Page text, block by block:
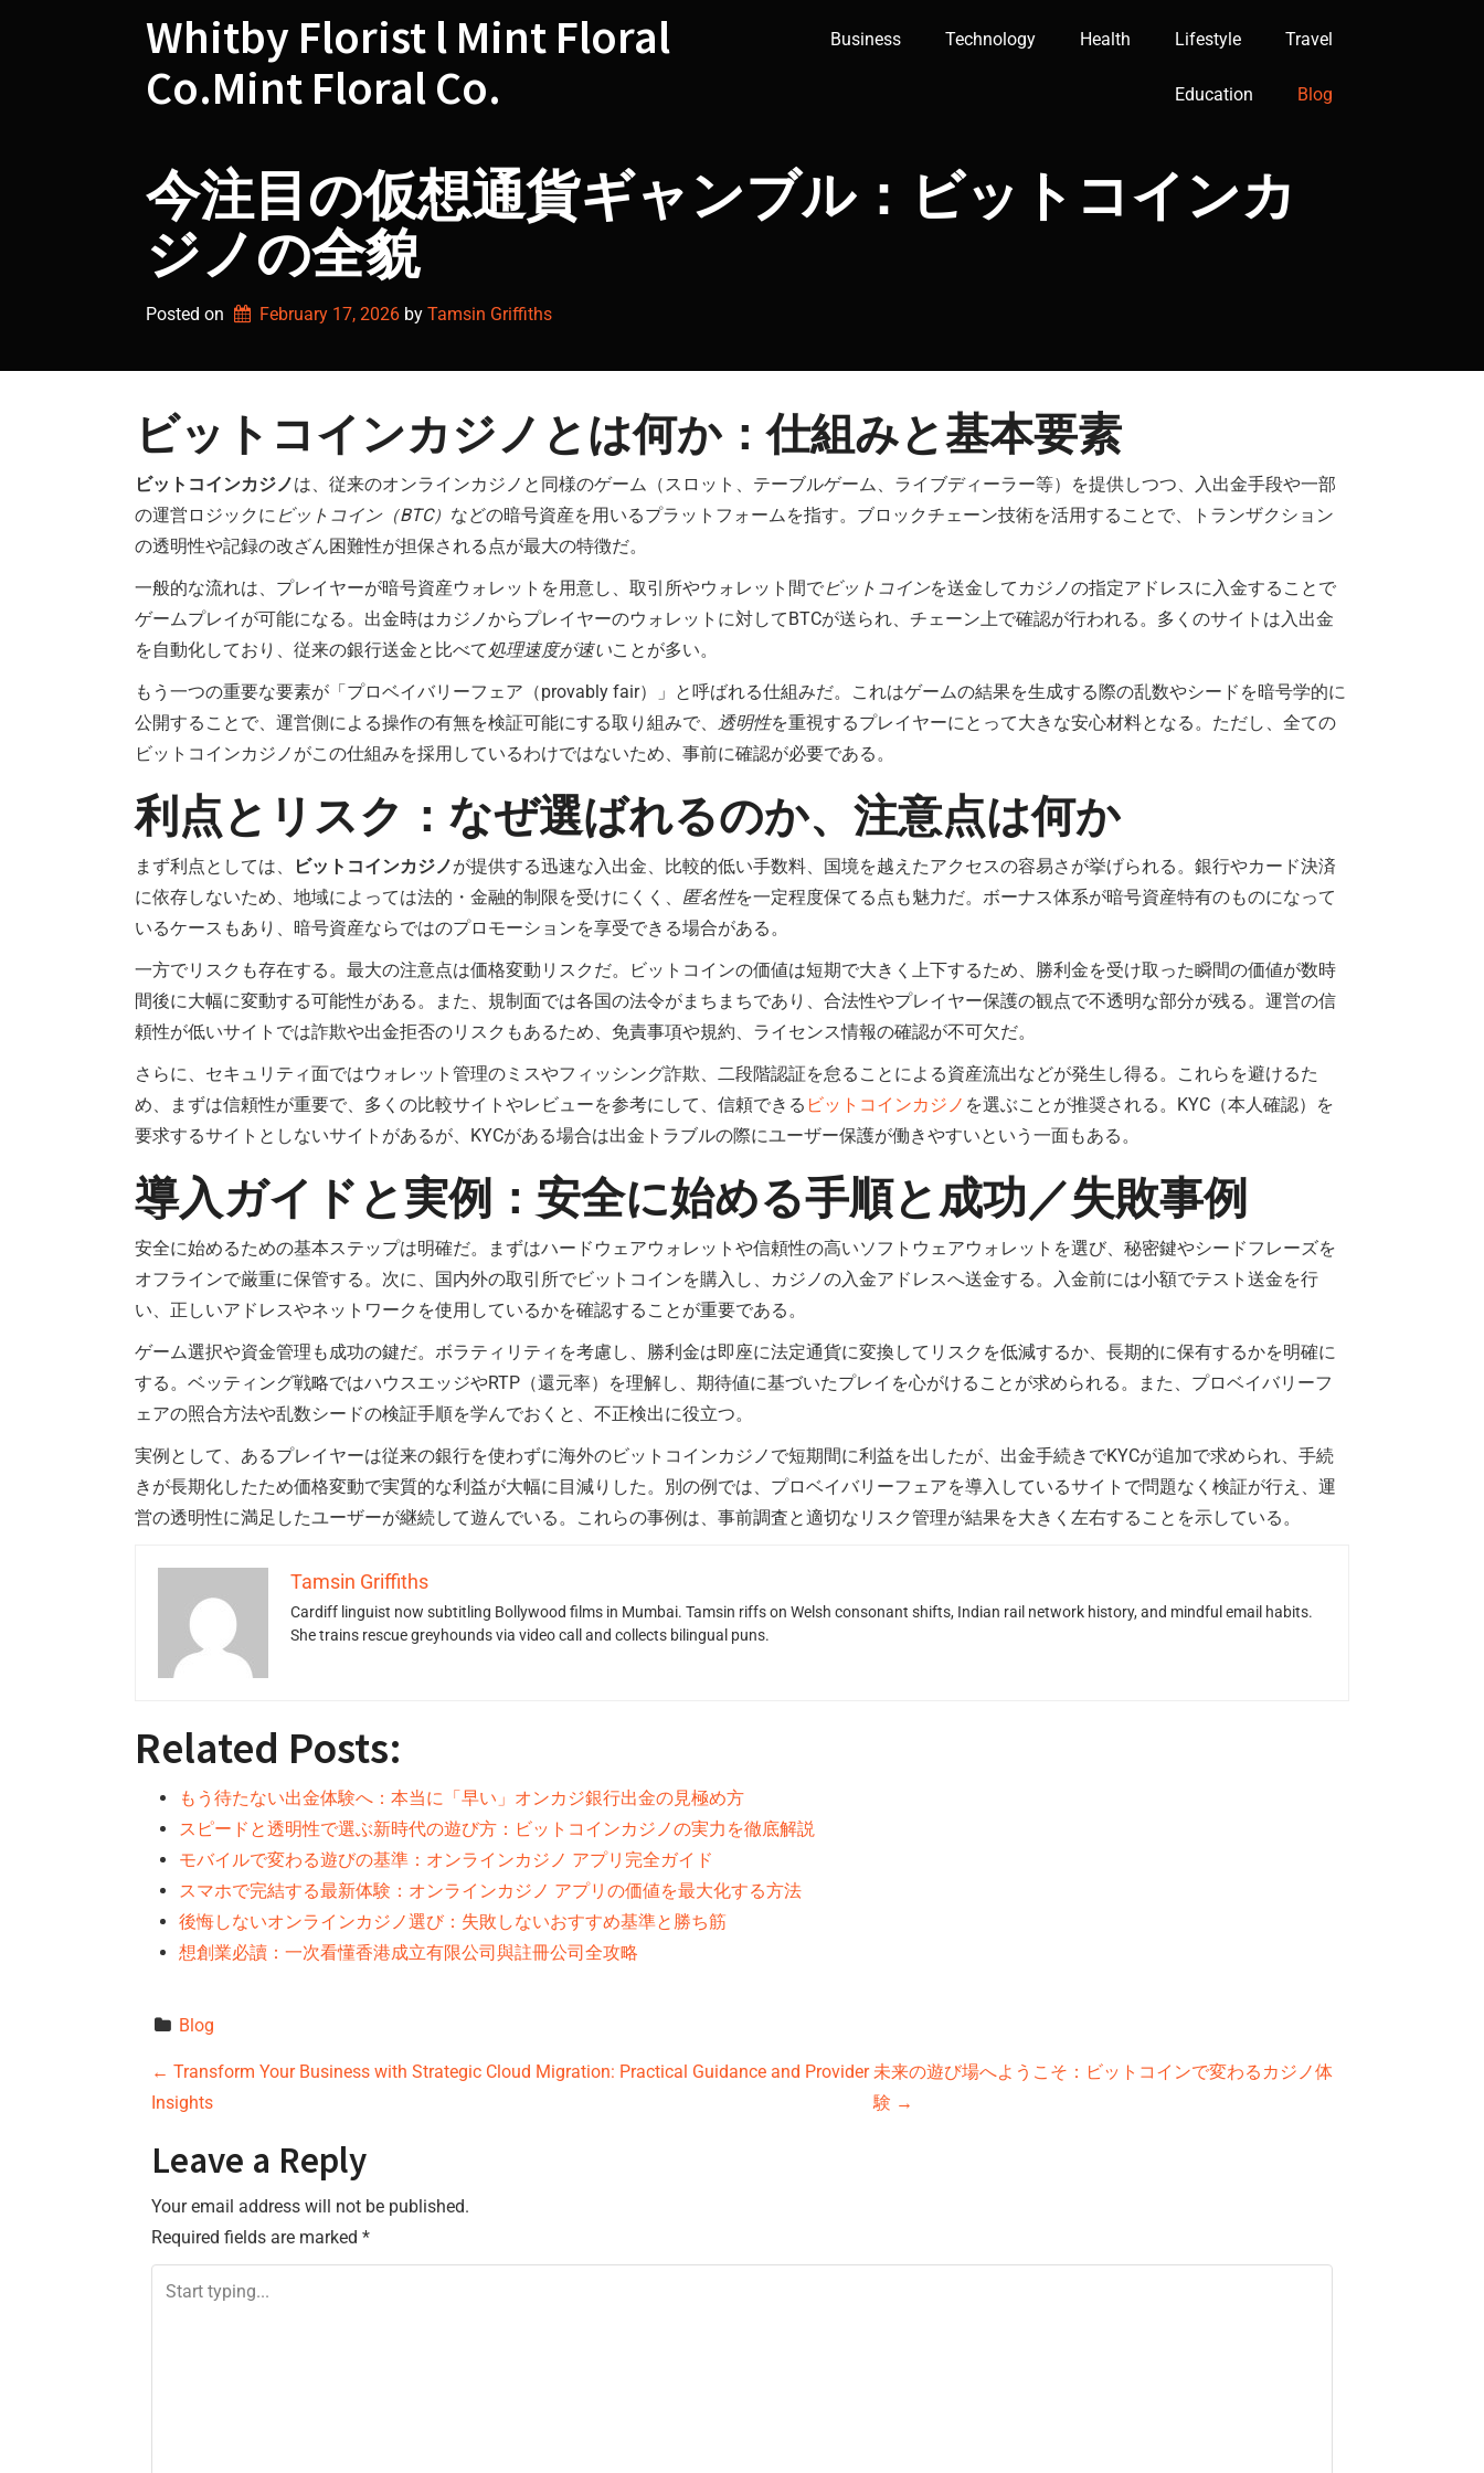
Whitby Florist l Mint Floral
Co.Mint Floral Co.
Business Technology Health Lifestyle Travel
Education Blog
今注目の仮想通貨ギャンブル：ビットコインカ
ジノの全貌
Posted on February 17, 2026 by Tamsin Griffiths
ビットコインカジノとは何か：仕組みと基本要素
ビットコインカジノは、従来のオンラインカジノと同様のゲーム（スロット、テーブルゲーム、ライブディーラー等）を提供しつつ、入出金手段や一部
の運営ロジックに ビットコイン（BTC） などの暗号資産を用いるプラットフォームを指す。ブロックチェーン技術を活用することで、トランザクション
の透明性や記録の改ざん困難性が担保される点が最大の特徴だ。
一般的な流れは、プレイヤーが暗号資産ウォレットを用意し、取引所やウォレット間でビットコインを送金してカジノの指定アドレスに入金することで
ゲームプレイが可能になる。出金時はカジノからプレイヤーのウォレットに対してBTCが送られ、チェーン上で確認が行われる。多くのサイトは入出金
を自動化しており、従来の銀行送金と比べて処理速度が速いことが多い。
もう一つの重要な要素が「プロベイバリーフェア（provably fair）」と呼ばれる仕組みだ。これはゲームの結果を生成する際の乱数やシードを暗号学的に
公開することで、運営側による操作の有無を検証可能にする取り組みで、 透明性を重視するプレイヤーにとって大きな安心材料となる。ただし、全ての
ビットコインカジノがこの仕組みを採用しているわけではないため、事前に確認が必要である。
利点とリスク：なぜ選ばれるのか、注意点は何か
まず利点としては、 ビットコインカジノが提供する迅速な入出金、比較的低い手数料、国境を越えたアクセスの容易さが挙げられる。銀行やカード決済
に依存しないため、地域によっては法的・金融的制限を受けにくく、 匿名性を一定程度保てる点も魅力だ。ボーナス体系が暗号資産特有のものになって
いるケースもあり、暗号資産ならではのプロモーションを享受できる場合がある。
一方でリスクも存在する。最大の注意点は価格変動リスクだ。ビットコインの価値は短期で大きく上下するため、勝利金を受け取った瞬間の価値が数時
間後に大幅に変動する可能性がある。また、規制面では各国の法令がまちまちであり、合法性やプレイヤー保護の観点で不透明な部分が残る。運営の信
頼性が低いサイトでは詐欺や出金拒否のリスクもあるため、免責事項や規約、ライセンス情報の確認が不可欠だ。
さらに、セキュリティ面ではウォレット管理のミスやフィッシング詐欺、二段階認証を怠ることによる資産流出などが発生し得る。これらを避けるた
め、まずは信頼性が重要で、多くの比較サイトやレビューを参考にして、信頼できる ビットコインカジノ を選ぶことが推奨される。KYC（本人確認）を
要求するサイトとしないサイトがあるが、KYCがある場合は出金トラブルの際にユーザー保護が働きやすいという一面もある。
導入ガイドと実例：安全に始める手順と成功／失敗事例
安全に始めるための基本ステップは明確だ。まずはハードウェアウォレットや信頼性の高いソフトウェアウォレットを選び、秘密鍵やシードフレーズを
オフラインで厳重に保管する。次に、国内外の取引所でビットコインを購入し、カジノの入金アドレスへ送金する。入金前には小額でテスト送金を行
い、正しいアドレスやネットワークを使用しているかを確認することが重要である。
ゲーム選択や資金管理も成功の鍵だ。ボラティリティを考慮し、勝利金は即座に法定通貨に変換してリスクを低減するか、長期的に保有するかを明確に
する。ベッティング戦略ではハウスエッジやRTP（還元率）を理解し、期待値に基づいたプレイを心がけることが求められる。また、プロベイバリーフ
ェアの照合方法や乱数シードの検証手順を学んでおくと、不正検出に役立つ。
実例として、あるプレイヤーは従来の銀行を使わずに海外のビットコインカジノで短期間に利益を出したが、出金手続きでKYCが追加で求められ、手続
きが長期化したため価格変動で実質的な利益が大幅に目減りした。別の例では、プロベイバリーフェアを導入しているサイトで問題なく検証が行え、運
営の透明性に満足したユーザーが継続して遊んでいる。これらの事例は、事前調査と適切なリスク管理が結果を大きく左右することを示している。
Tamsin Griffiths
Cardiff linguist now subtitling Bollywood films in Mumbai. Tamsin riffs on Welsh consonant shifts, Indian rail network history, and mindful email habits.
She trains rescue greyhounds via video call and collects bilingual puns.
Related Posts:
もう待たない出金体験へ：本当に「早い」オンカジ銀行出金の見極め方
スピードと透明性で選ぶ新時代の遊び方：ビットコインカジノの実力を徹底解説
モバイルで変わる遊びの基準：オンラインカジノ アプリ完全ガイド
スマホで完結する最新体験：オンラインカジノ アプリの価値を最大化する方法
後悔しないオンラインカジノ選び：失敗しないおすすめ基準と勝ち筋
想創業必讀：一次看懂香港成立有限公司與註冊公司全攻略
Blog
P
s
t
n
← Transform Your Business with Strategic Cloud Migration: Practical Guidance and Provider
Insights
未来の遊び場へようこそ：ビットコインで変わるカジノ体
験 →
Leave a Reply
Your email address will not be published.
Required fields are marked *